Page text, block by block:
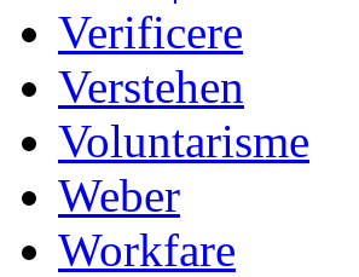
Verificere
Verstehen
Voluntarisme
Weber
Workfare